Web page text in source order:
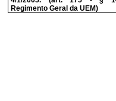
Regimento Geral da UEM)